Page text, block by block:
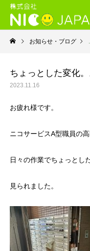
お知らせ・ブログ
ちょっとした変化。
2023.11.16
お疲れ様です。
ニコサービスA型職員の高
日々の作業でちょっとし
見られました。